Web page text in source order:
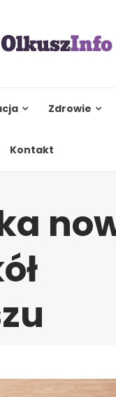
Zdrowie
Kontakt